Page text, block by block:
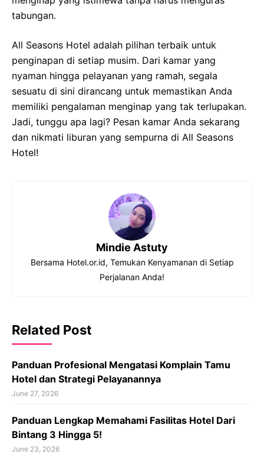
tabungan.
All Seasons Hotel adalah pilihan terbaik untuk
penginapan di setiap musim. Dari kamar yang
nyaman hingga pelayanan yang ramah, segala
sesuatu di sini dirancang untuk memastikan Anda
memiliki pengalaman menginap yang tak terlupakan.
Jadi, tunggu apa lagi? Pesan kamar Anda sekarang
dan nikmati liburan yang sempurna di All Seasons
Hotel!
Mindie Astuty
Bersama Hotel.or.id, Temukan Kenyamanan di Setiap
Perjalanan Anda!
Related Post
Panduan Profesional Mengatasi Komplain Tamu
Hotel dan Strategi Pelayanannya
June 27, 2026
Panduan Lengkap Memahami Fasilitas Hotel Dari
Bintang 3 Hingga 5!
June 23, 2026